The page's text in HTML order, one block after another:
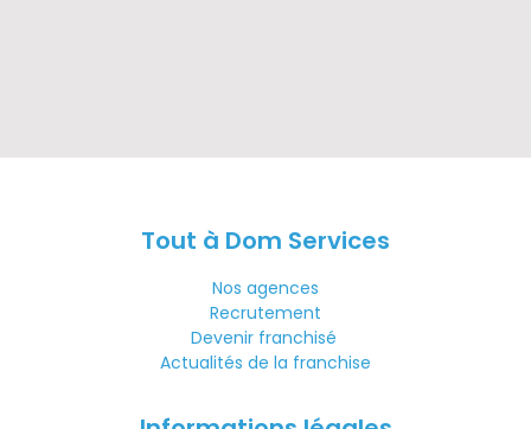
Tout à Dom Services
Nos agences
Recrutement
Devenir franchisé
Actualités de la franchise